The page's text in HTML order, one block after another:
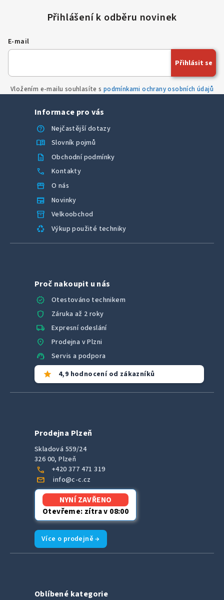
E-mail
Vložením e-mailu souhlasíte s podmínkami ochrany osobních údajů
Přihlásit se
Informace pro vás
help
Nejčastější dotazy
menu_book Slovník pojmů
description Obchodní podmínky
call Kontakty
storefront O nás
newspaper Novinky
inventory_2 Velkoobchod
recycling Výkup použité techniky
Proč nakoupit u nás
verified
Otestováno technikem
shield Záruka až 2 roky
local_shipping Expresní odeslání
location_on Prodejna v Plzni
support_agent Servis a podpora
star 4,9 hodnocení od zákazníků
Prodejna Plzeň
Skladová 559/24
326 00, Plzeň
call +420 377 471 319
mail info@c-c.cz
NYNÍ ZAVŘENO
Otevřeme: zítra v 08:00
Více o prodejně →
Oblíbené kategorie